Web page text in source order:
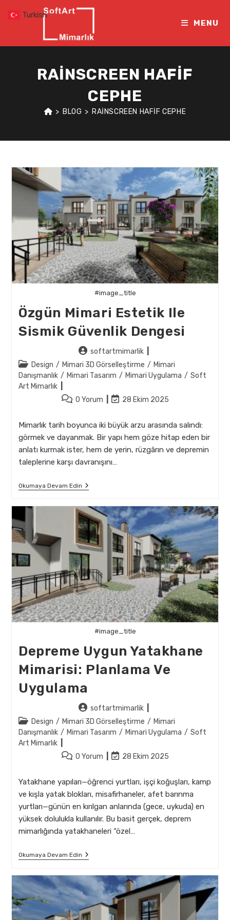
MENU
RAINSCREEN HAFIF
CEPHE
> BLOG > RAINSCREEN HAFIF CEPHE
#image_title
Özgün Mimari Estetik Ile
Sismik Güvenlik Dengesi
Post
author:
softartmimarlik
Post
category:
Design / Mimari 3D Görselleştirme / Mimari
Danışmanlık / Mimari Tasarım / Mimari Uygulama / Soft
Art Mimarlık
Post0 Yorum
Post
modified:
28 Ekim 2025
Mimarlık tarih boyunca iki büyük arzu arasında salındı:
görmek ve dayanmak. Bir yapı hem göze hitap eden bir
anlatı kurmak ister, hem de yerin, rüzgârın ve depremin
taleplerine karşı davranışını…
Okumaya Devam EdinÖzgün
Ile
Sismik
Güvenlik
Dengesi
#image_title
Depreme Uygun Yatakhane
Mimarisi: Planlama Ve
Uygulama
Post
author:
softartmimarlik
Post
category:
Design / Mimari 3D Görselleştirme / Mimari
Danışmanlık / Mimari Tasarım / Mimari Uygulama / Soft
Art Mimarlık
Post0 Yorum
Post
modified:
28 Ekim 2025
Yatakhane yapıları—öğrenci yurtları, işçi koğuşları, kamp
ve kışla yatak blokları, misafirhaneler, afet barınma
yurtları—günün en kırılgan anlarında (gece, uykuda) en
yüksek dolulukla kullanılır. Bu basit gerçek, deprem
mimarlığında yatakhaneleri “özel…
Okumaya Devam EdinDepreme
Uygun
Mimarisi:
Planlama
Ve
Uygulama
Turkish ▼